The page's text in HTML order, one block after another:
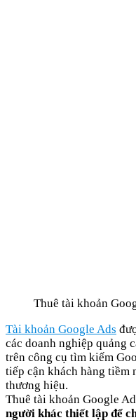
Thuê tài khoản
Tài khoản Google Ads
các doanh nghiệp quảng
trên công cụ tìm kiếm
tiếp cận khách hàng tiềm
thương hiệu.
Thuê tài khoản Google
người khác thiết lập để